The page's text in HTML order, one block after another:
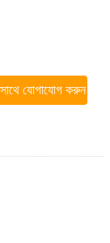
যোগাযোগ করুন